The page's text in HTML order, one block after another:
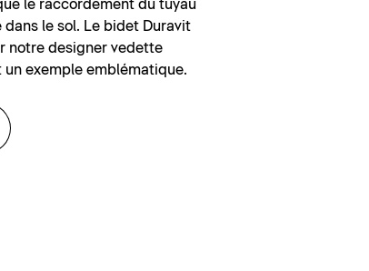
le raccordement du tuyau
le sol. Le bidet Duravit
notre designer vedette
un exemple emblématique.